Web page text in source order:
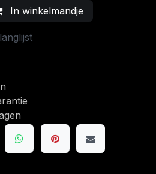
In winkelmandje